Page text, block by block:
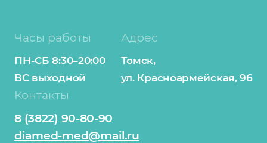
Часы работы
ПН-СБ 8:30–20:00
ВС выходной
Адрес
Томск,
ул. Красноармейская, 96
Контакты
8 (3822) 90-80-90
diamed-med@mail.ru